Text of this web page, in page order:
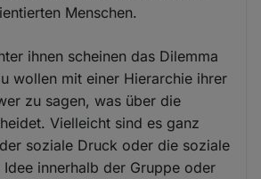
Menschen.
ihnen scheinen das Dilemma
wollen mit einer Hierarchie ihrer
zu sagen, was über die
Vielleicht sind es ganz
soziale Druck oder die soziale
innerhalb der Gruppe oder